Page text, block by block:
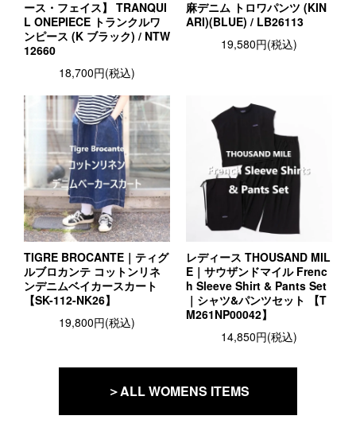
ース・フェイス】 TRANQUI
L ONEPIECE トランクルワ
ンピース (K ブラック) / NTW
12660
18,700円(税込)
麻デニム トロワパンツ (KIN
ARI)(BLUE) / LB26113
19,580円(税込)
TIGRE BROCANTE｜ティグ
ルブロカンテ コットンリネ
ンデニムベイカースカート
【SK-112-NK26】
19,800円(税込)
レディース THOUSAND MIL
E｜サウザンドマイル Frenc
h Sleeve Shirt & Pants Set
｜シャツ&パンツセット 【T
M261NP00042】
14,850円(税込)
＞ALL WOMENS ITEMS